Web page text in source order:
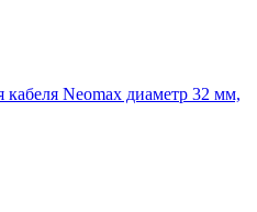
кабеля Neomax диаметр 32 мм,